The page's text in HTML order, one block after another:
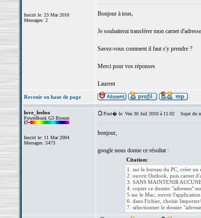
Inscrit le: 23 Mar 2010
Messages: 2
Bonjour à tous,
Je souhaiterai transférer mon carnet
Savez-vous comment il faut s'y prendre ?
Merci pour vos réponses
Laurent
Revenir en haut de page
love_leeloo
PowerBook G3 Bronze
Inscrit le: 11 Mar 2004
Messages: 5473
Post� le: Ven 30 Juil 2010 à 11:02 Sujet du
bonjour,
google nous donne ce résultat :
Citation:
1. sur le bureau du PC, créer un
2. ouvrir Outlook, puis carnet
3. SANS MAINTENIR AUCUNE
4. copier ce dossier "adresses"
5 sur le Mac, ouvrir l'application
6. dans Fichier, choisir Importer/
7. sélectionner le dossier